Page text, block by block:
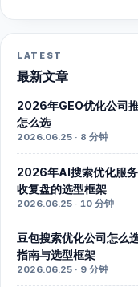
LATEST
最新文章
2026年GEO优化公司
怎么选
2026.06.25 · 8 分钟
2026年AI搜索优化服
收复盘的选型框架
2026.06.25 · 10 分钟
豆包搜索优化公司怎么
指南与选型框架
2026.06.25 · 9 分钟